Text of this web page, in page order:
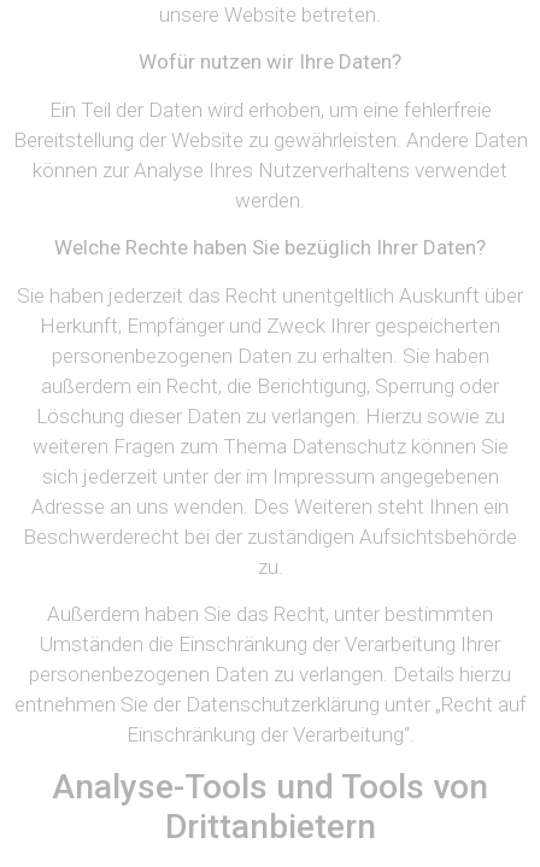
unsere Website betreten.
Wofür nutzen wir Ihre Daten?
Ein Teil der Daten wird erhoben, um eine fehlerfreie
Bereitstellung der Website zu gewährleisten. Andere Daten
können zur Analyse Ihres Nutzerverhaltens verwendet
werden.
Welche Rechte haben Sie bezüglich Ihrer Daten?
Sie haben jederzeit das Recht unentgeltlich Auskunft über
Herkunft, Empfänger und Zweck Ihrer gespeicherten
personenbezogenen Daten zu erhalten. Sie haben
außerdem ein Recht, die Berichtigung, Sperrung oder
Löschung dieser Daten zu verlangen. Hierzu sowie zu
weiteren Fragen zum Thema Datenschutz können Sie
sich jederzeit unter der im Impressum angegebenen
Adresse an uns wenden. Des Weiteren steht Ihnen ein
Beschwerderecht bei der zuständigen Aufsichtsbehörde
zu.
Außerdem haben Sie das Recht, unter bestimmten
Umständen die Einschränkung der Verarbeitung Ihrer
personenbezogenen Daten zu verlangen. Details hierzu
entnehmen Sie der Datenschutzerklärung unter „Recht auf
Einschränkung der Verarbeitung“.
Analyse-Tools und Tools von
Drittanbietern